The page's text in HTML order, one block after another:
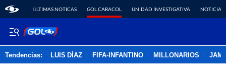
ÚLTIMAS NOTICAS GOL CARACOL UNIDAD INVESTIGATIVA NOTICIAS
Tendencias: LUIS DÍAZ FIFA-INFANTINO MILLONARIOS